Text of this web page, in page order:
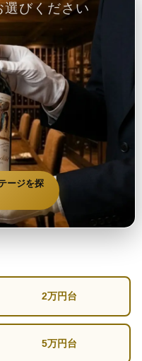
びください
ージを探
2万円台
5万円台